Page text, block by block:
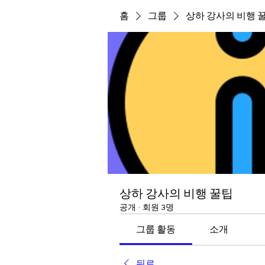
홈 그룹 상하 강사의 비행
상하 강사의 비행 꿀팁
공개 · 회원 3명
그룹 활동 소개